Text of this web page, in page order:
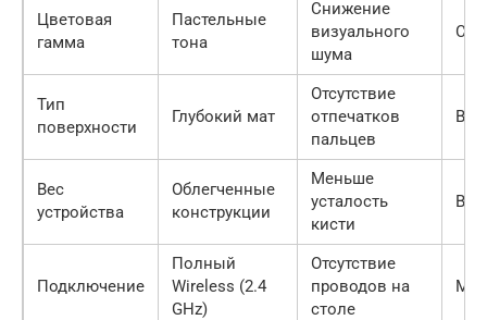
Цветовая
гамма
Пастельные
тона
Снижение
визуального
шума
Тип
поверхности
Глубокий мат
Отсутствие
отпечатков
пальцев
Вес
устройства
Облегченные
конструкции
Меньше
усталость
кисти
Подключение
Полный
Wireless (2.4
GHz)
Отсутствие
проводов на
столе